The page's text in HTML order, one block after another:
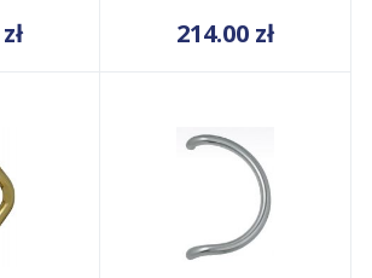
zł 214.00 zł